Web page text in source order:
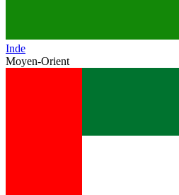
Inde
Moyen-Orient